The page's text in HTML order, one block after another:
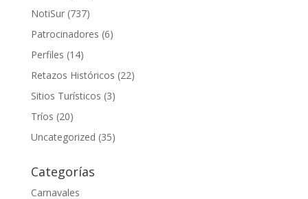
NotiSur(737)
Patrocinadores (6)
Perfiles (14)
Retazos Históricos (22)
Sitios Turísticos (3)
Tríos (20)
Uncategorized (35)
Categorías
Carnavales